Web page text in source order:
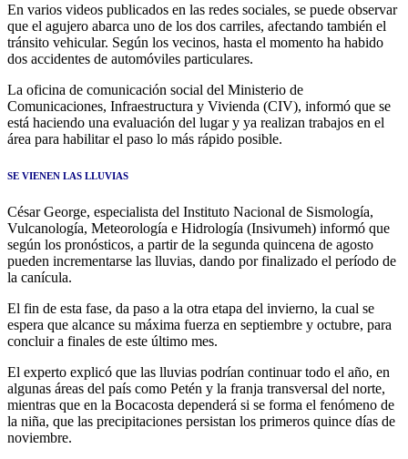
En varios videos publicados en las redes sociales, se puede observar
que el agujero abarca uno de los dos carriles, afectando también el
tránsito vehicular. Según los vecinos, hasta el momento ha habido
dos accidentes de automóviles particulares.
La oficina de comunicación social del Ministerio de
Comunicaciones, Infraestructura y Vivienda (CIV), informó que se
está haciendo una evaluación del lugar y ya realizan trabajos en el
área para habilitar el paso lo más rápido posible.
SE VIENEN LAS LLUVIAS
César George, especialista del Instituto Nacional de Sismología,
Vulcanología, Meteorología e Hidrología (Insivumeh) informó que
según los pronósticos, a partir de la segunda quincena de agosto
pueden incrementarse las lluvias, dando por finalizado el período de
la canícula.
El fin de esta fase, da paso a la otra etapa del invierno, la cual se
espera que alcance su máxima fuerza en septiembre y octubre, para
concluir a finales de este último mes.
El experto explicó que las lluvias podrían continuar todo el año, en
algunas áreas del país como Petén y la franja transversal del norte,
mientras que en la Bocacosta dependerá si se forma el fenómeno de
la niña, que las precipitaciones persistan los primeros quince días de
noviembre.